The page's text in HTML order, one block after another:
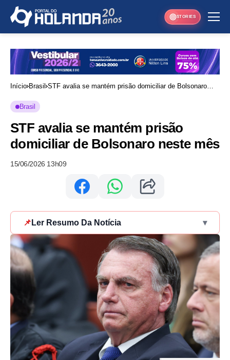
STORIES
Início Brasil STF avalia se mantém prisão domiciliar de Bolsonaro
Brasil
STF avalia se mantém prisão
domiciliar de Bolsonaro neste mês
15/06/2026 13h09
📌 Ler Resumo Da Notícia ▾